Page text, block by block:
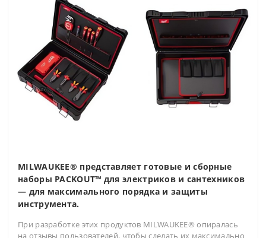
MILWAUKEE® представляет готовые и сборные
наборы PACKOUT™ для электриков и сантехников
— для максимального порядка и защиты
инструмента.
При разработке этих продуктов MILWAUKEE® опиралась
на отзывы пользователей, чтобы сделать их максимально